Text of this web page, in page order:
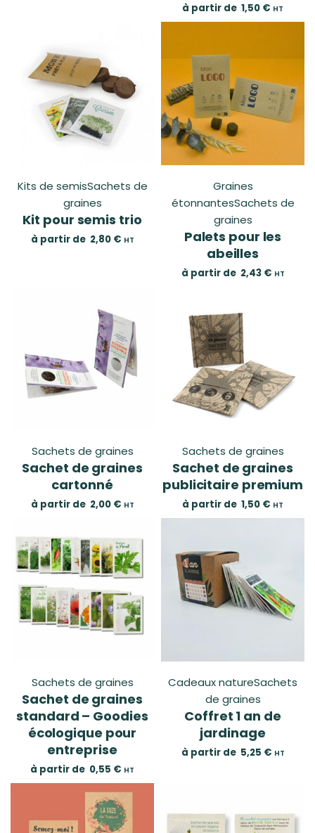
à partir de 1,50 € HT
Kits de semisSachets de
graines
Kit pour semis trio
à partir de 2,80 € HT
Graines
étonnantesSachets de
graines
Palets pour les
abeilles
à partir de 2,43 € HT
Sachets de graines
Sachet de graines
cartonné
à partir de 2,00 € HT
Sachets de graines
Sachet de graines
publicitaire premium
à partir de 1,50 € HT
Sachets de graines
Sachet de graines
standard – Goodies
écologique pour
entreprise
à partir de 0,55 € HT
Cadeaux natureSachets
de graines
Coffret 1 an de
jardinage
à partir de 5,25 € HT